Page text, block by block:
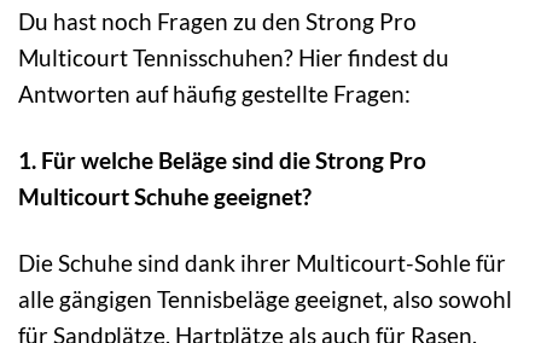
Du hast noch Fragen zu den Strong Pro
Multicourt Tennisschuhen? Hier findest du
Antworten auf häufig gestellte Fragen:
1. Für welche Beläge sind die Strong Pro
Multicourt Schuhe geeignet?
Die Schuhe sind dank ihrer Multicourt-Sohle für
alle gängigen Tennisbeläge geeignet, also sowohl
für Sandplätze, Hartplätze als auch für Rasen.